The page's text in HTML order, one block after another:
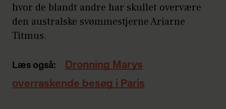
hvor de blandt andre har skullet overvære
den australske svømmestjerne Ariarne
Titmus.
Læs også:
Dronning Marys
overraskende besøg i Paris